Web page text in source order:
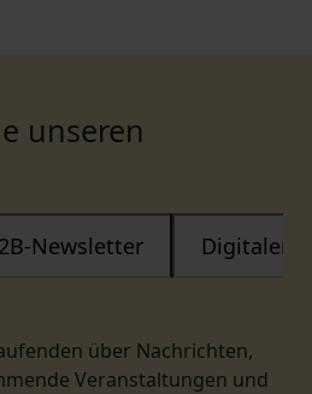
unseren
über Nachrichten,
Veranstaltungen und
Newsletter Digitaler